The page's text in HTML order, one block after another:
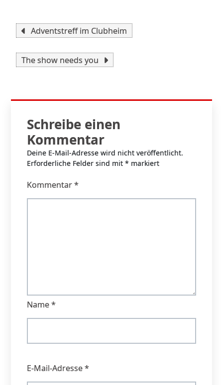
Adventstreff im Clubheim
The show needs you
Schreibe einen
Kommentar
Deine E-Mail-Adresse wird nicht veröffentlicht.
Erforderliche Felder sind mit* markiert
Kommentar*
Name*
E-Mail-Adresse*